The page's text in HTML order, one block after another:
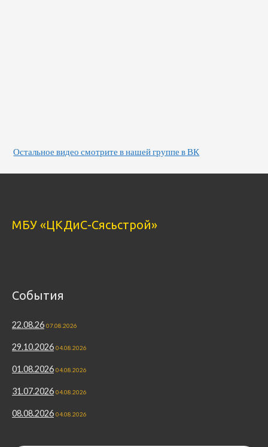
Остальное видео смотрите в нашей группе в ВК
МБУ «ЦКДиС-Сясьстрой»
События
22.08.26 07.08.2026
29.10.2026 04.08.2026
01.08.2026 04.08.2026
31.07.2026 04.08.2026
08.08.2026 04.08.2026